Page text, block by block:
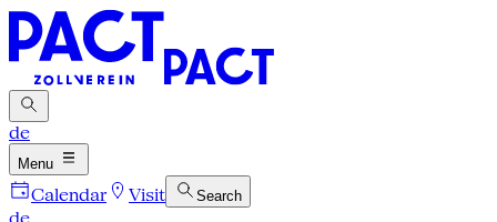
de
Menu
Calendar Visit Search